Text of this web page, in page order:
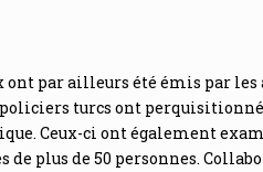
par ailleurs été émis par les
policiers turcs ont
Ceux-ci ont également
plus de 50 personnes.